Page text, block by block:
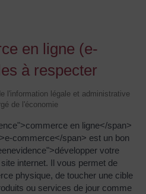
en ligne (e-
à respecter
l'information légale et administrative
de l'économie
en ligne</span>
commerce</span> est un bon
votre
internet. Il vous permet de
physique, de toucher une cible
ou services de jour comme